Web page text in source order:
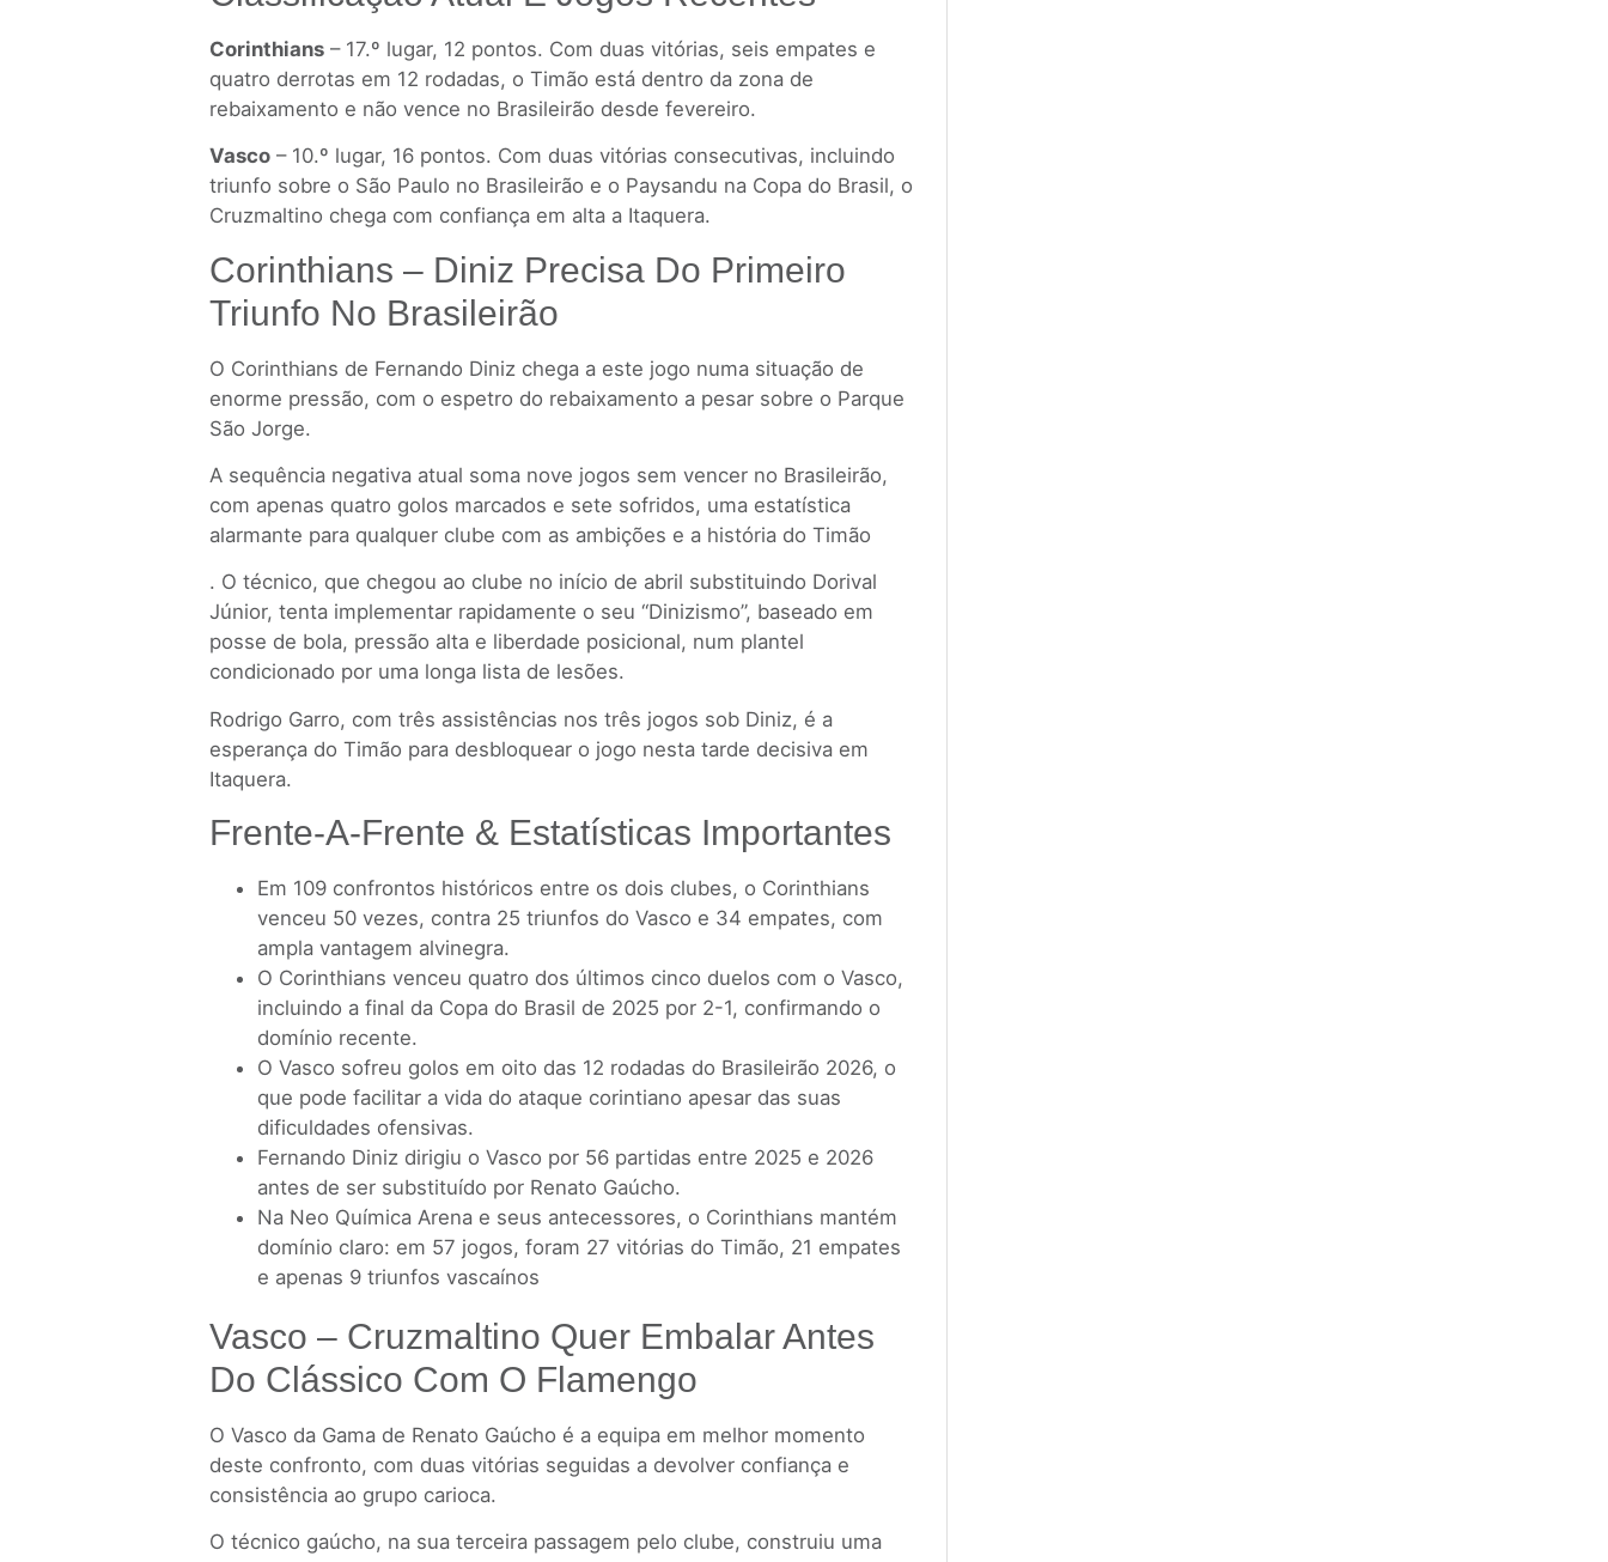
Corinthians– 17.º lugar, 12 pontos. Com duas vitórias, seis empates e
quatro derrotas em 12 rodadas, o Timão está dentro da zona de
rebaixamento e não vence no Brasileirão desde fevereiro.
Vasco– 10.º lugar, 16 pontos. Com duas vitórias consecutivas, incluindo
triunfo sobre o São Paulo no Brasileirão e o Paysandu na Copa do Brasil, o
Cruzmaltino chega com confiança em alta a Itaquera.
Corinthians – Diniz Precisa Do Primeiro
Triunfo No Brasileirão
O Corinthians de Fernando Diniz chega a este jogo numa situação de
enorme pressão, com o espetro do rebaixamento a pesar sobre o Parque
São Jorge.
A sequência negativa atual soma nove jogos sem vencer no Brasileirão,
com apenas quatro golos marcados e sete sofridos, uma estatística
alarmante para qualquer clube com as ambições e a história do Timão
. O técnico, que chegou ao clube no início de abril substituindo Dorival
Júnior, tenta implementar rapidamente o seu “Dinizismo”, baseado em
posse de bola, pressão alta e liberdade posicional, num plantel
condicionado por uma longa lista de lesões.
Rodrigo Garro, com três assistências nos três jogos sob Diniz, é a
esperança do Timão para desbloquear o jogo nesta tarde decisiva em
Itaquera.
Frente-A-Frente & Estatísticas Importantes
Em 109 confrontos históricos entre os dois clubes, o Corinthians
venceu 50 vezes, contra 25 triunfos do Vasco e 34 empates, com
ampla vantagem alvinegra.
O Corinthians venceu quatro dos últimos cinco duelos com o Vasco,
incluindo a final da Copa do Brasil de 2025 por 2-1, confirmando o
domínio recente.
O Vasco sofreu golos em oito das 12 rodadas do Brasileirão 2026, o
que pode facilitar a vida do ataque corintiano apesar das suas
dificuldades ofensivas.
Fernando Diniz dirigiu o Vasco por 56 partidas entre 2025 e 2026
antes de ser substituído por Renato Gaúcho.
Na Neo Química Arena e seus antecessores, o Corinthians mantém
domínio claro: em 57 jogos, foram 27 vitórias do Timão, 21 empates
e apenas 9 triunfos vascaínos
Vasco – Cruzmaltino Quer Embalar Antes
Do Clássico Com O Flamengo
O Vasco da Gama de Renato Gaúcho é a equipa em melhor momento
deste confronto, com duas vitórias seguidas a devolver confiança e
consistência ao grupo carioca.
O técnico gaúcho, na sua terceira passagem pelo clube, construiu uma